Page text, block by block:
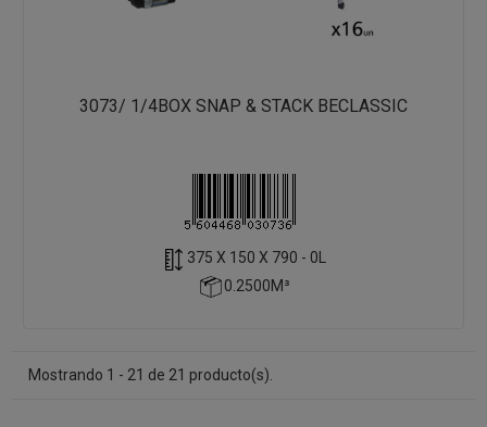
3073/ 1/4BOX SNAP & STACK BECLASSIC
375 X 150 X 790 - 0L
0.2500M³
Mostrando 1 - 21 de 21 producto(s).